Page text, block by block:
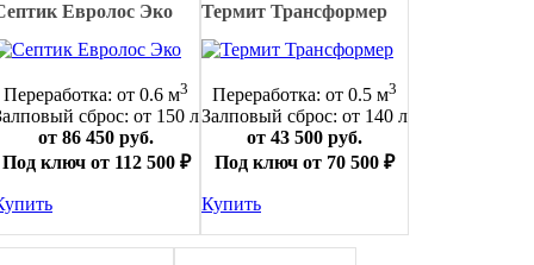
Евролос Эко
Переработка: от 0.6 м3
сброс: от 150 л
от 86 450 руб.
Под ключ от 112 500 ₽
Термит Трансформер
Переработка: от 0.5 м3
Залповый сброс: от 140 л
от 43 500 руб.
Под ключ от 70 500 ₽
Купить